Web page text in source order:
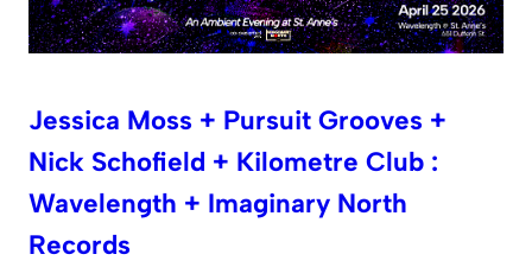
Jessica Moss + Pursuit Grooves +
Nick Schofield + Kilometre Club :
Wavelength + Imaginary North
Records